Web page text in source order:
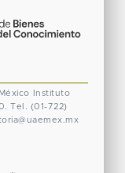
Instituto
Tel. (01-722)